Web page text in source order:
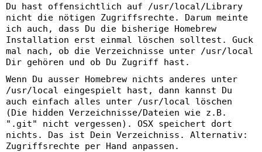
Du hast offensichtlich auf /usr/local/Library
nicht die nötigen Zugriffsrechte. Darum meinte
ich auch, dass Du die bisherige Homebrew
Installation erst einmal löschen solltest. Guck
mal nach, ob die Verzeichnisse unter /usr/local
Dir gehören und ob Du Zugriff hast.
Wenn Du ausser Homebrew nichts anderes unter
/usr/local eingespielt hast, dann kannst Du
auch einfach alles unter /usr/local löschen
(Die hidden Verzeichnisse/Dateien wie z.B.
".git" nicht vergessen). OSX speichert dort
nichts. Das ist Dein Verzeichniss. Alternativ:
Zugriffsrechte per Hand anpassen.